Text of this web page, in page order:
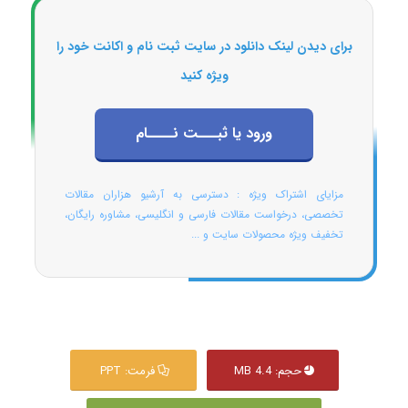
برای دیدن لینک دانلود در سایت ثبت نام و اکانت خود را
ویژه کنید
ورود یا ثبـــت نــــام
مزایای اشتراک ویژه : دسترسی به آرشیو هزاران مقالات
تخصصی، درخواست مقالات فارسی و انگلیسی، مشاوره رایگان،
تخفیف ویژه محصولات سایت و ...
حجم: 4.4 MB فرمت: PPT